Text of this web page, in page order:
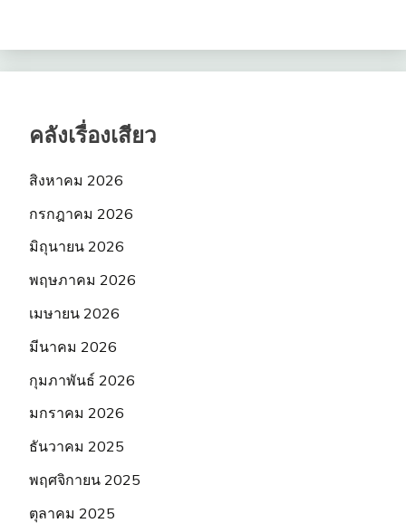
คลังเรื่องเสียว
สิงหาคม 2026
กรกฎาคม 2026
มิถุนายน 2026
พฤษภาคม 2026
เมษายน 2026
มีนาคม 2026
กุมภาพันธ์ 2026
มกราคม 2026
ธันวาคม 2025
พฤศจิกายน 2025
ตุลาคม 2025